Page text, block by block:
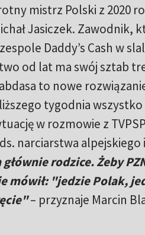
mistrz Polski z 2020
Jasiczek. Zawodnik,
Daddy’s Cash w
od lat ma swój sztab
to nowe
tygodnia
w rozmowie z
narciarstwa
rodzice. Żeby
mówił: "jedzie Polak,
– przyznaje Marcin